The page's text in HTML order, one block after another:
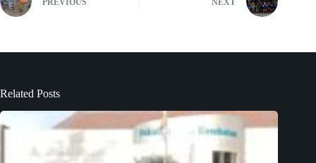
PREVIOUS NEXT
Related Posts